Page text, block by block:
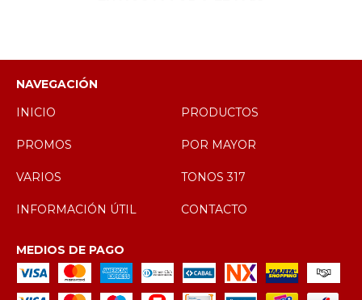
NAVEGACIÓN
INICIO
PRODUCTOS
PROMOS POR MAYOR
VARIOS TONOS 317
INFORMACIÓN ÚTIL CONTACTO
MEDIOS DE PAGO